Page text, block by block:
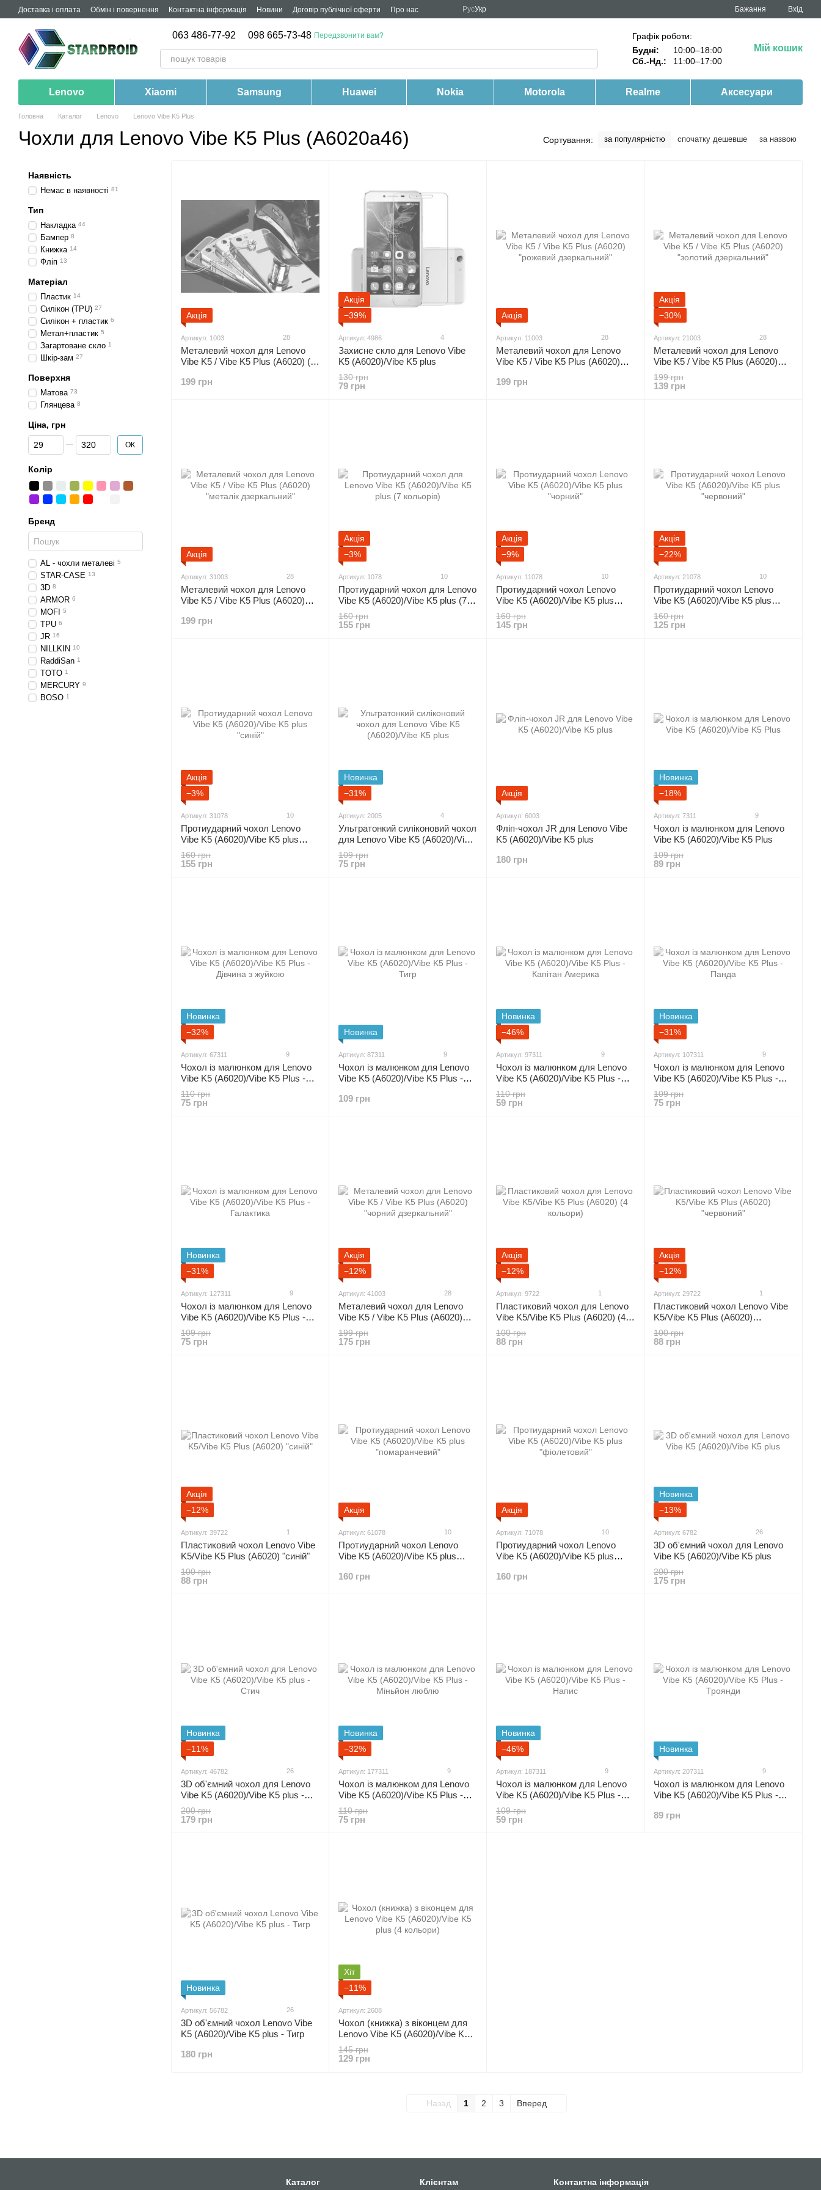
Перейти до основного контенту
Доставка і оплата Обмін і повернення Контактна інформація Новини Договір публічної оферти Про нас РусУкр Бажання Вхід
063 486-77-92 098 665-73-48 Передзвонити вам?
Графік роботи:
Будні:
10:00–18:00
Сб.-Нд.:
11:00–17:00
Мій кошик
Lenovo Xiaomi Samsung Huawei Nokia Motorola Realme Аксесуари
Головна Каталог Lenovo Lenovo Vibe K5 Plus
Чохли для Lenovo Vibe K5 Plus (A6020a46) Сортування: за популярністю спочатку дешевше за назвою
Акція
Артикул: 1003 28
Металевий чохол для Lenovo
Vibe K5 / Vibe K5 Plus (A6020) (4
199 грн
Акція
−39%
Артикул: 4986 4
Захисне скло для Lenovo Vibe
K5 (A6020)/Vibe K5 plus
130 грн
79 грн
Акція
Артикул: 11003 28
Металевий чохол для Lenovo
Vibe K5 / Vibe K5 Plus (A6020)
199 грн
Акція
−30%
Артикул: 21003 28
Металевий чохол для Lenovo
Vibe K5 / Vibe K5 Plus (A6020)
"золотий дзеркальний"
199 грн
139 грн
Акція
Артикул: 31003 28
Металевий чохол для Lenovo
Vibe K5 / Vibe K5 Plus (A6020)
199 грн
Акція
−3%
Артикул: 1078 10
Протиударний чохол для Lenovo
Vibe K5 (A6020)/Vibe K5 plus (7
кольорів)
160 грн
155 грн
Акція
−9%
Артикул: 11078 10
Протиударний чохол Lenovo
Vibe K5 (A6020)/Vibe K5 plus
"чорний"
160 грн
145 грн
Акція
−22%
Артикул: 21078 10
Протиударний чохол Lenovo
Vibe K5 (A6020)/Vibe K5 plus
"червоний"
160 грн
125 грн
Акція
−3%
Артикул: 31078 10
Протиударний чохол Lenovo
Vibe K5 (A6020)/Vibe K5 plus
"синій"
160 грн
155 грн
Новинка
−31%
Артикул: 2005 4
Ультратонкий силіконовий чохол
для Lenovo Vibe K5 (A6020)/Vibe
K5 plus
109 грн
75 грн
Акція
Артикул: 6003
Фліп-чохол JR для Lenovo Vibe
K5 (A6020)/Vibe K5 plus
180 грн
Новинка
−18%
Артикул: 7311 9
Чохол із малюнком для Lenovo
Vibe K5 (A6020)/Vibe K5 Plus
109 грн
89 грн
Новинка
−32%
Артикул: 67311 9
Чохол із малюнком для Lenovo
Vibe K5 (A6020)/Vibe K5 Plus -
Дівчина з жуйкою
110 грн
75 грн
Новинка
Артикул: 87311 9
Чохол із малюнком для Lenovo
Vibe K5 (A6020)/Vibe K5 Plus -
109 грн
Новинка
−46%
Артикул: 97311 9
Чохол із малюнком для Lenovo
Vibe K5 (A6020)/Vibe K5 Plus -
Капітан Америка
110 грн
59 грн
Новинка
−31%
Артикул: 107311 9
Чохол із малюнком для Lenovo
Vibe K5 (A6020)/Vibe K5 Plus -
Панда
109 грн
75 грн
Новинка
−31%
Артикул: 127311 9
Чохол із малюнком для Lenovo
Vibe K5 (A6020)/Vibe K5 Plus -
Галактика
109 грн
75 грн
Акція
−12%
Артикул: 41003 28
Металевий чохол для Lenovo
Vibe K5 / Vibe K5 Plus (A6020)
"чорний дзеркальний"
199 грн
175 грн
Акція
−12%
Артикул: 9722 1
Пластиковий чохол для Lenovo
Vibe K5/Vibe K5 Plus (A6020) (4
кольори)
100 грн
88 грн
Акція
−12%
Артикул: 29722 1
Пластиковий чохол Lenovo Vibe
K5/Vibe K5 Plus (A6020)
"червоний"
100 грн
88 грн
Акція
−12%
Артикул: 39722 1
Пластиковий чохол Lenovo Vibe
K5/Vibe K5 Plus (A6020) "синій"
100 грн
88 грн
Акція
Артикул: 61078 10
Протиударний чохол Lenovo
Vibe K5 (A6020)/Vibe K5 plus
160 грн
Акція
Артикул: 71078 10
Протиударний чохол Lenovo
Vibe K5 (A6020)/Vibe K5 plus
160 грн
Новинка
−13%
Артикул: 6782 26
3D об'ємний чохол для Lenovo
Vibe K5 (A6020)/Vibe K5 plus
200 грн
175 грн
Новинка
−11%
Артикул: 46782 26
3D об'ємний чохол для Lenovo
Vibe K5 (A6020)/Vibe K5 plus -
Стич
200 грн
179 грн
Новинка
−32%
Артикул: 177311 9
Чохол із малюнком для Lenovo
Vibe K5 (A6020)/Vibe K5 Plus -
Міньйон люблю
110 грн
75 грн
Новинка
−46%
Артикул: 187311 9
Чохол із малюнком для Lenovo
Vibe K5 (A6020)/Vibe K5 Plus -
Напис
109 грн
59 грн
Новинка
Артикул: 207311 9
Чохол із малюнком для Lenovo
Vibe K5 (A6020)/Vibe K5 Plus -
89 грн
Новинка
Артикул: 56782 26
3D об'ємний чохол Lenovo Vibe
K5 (A6020)/Vibe K5 plus - Тигр
180 грн
Хіт
−11%
Артикул: 2608
Чохол (книжка) з віконцем для
Lenovo Vibe K5 (A6020)/Vibe K5
plus (4 кольори)
145 грн
129 грн
Назад 1 2 3 Вперед
Наявність
Немає в наявності 81
Тип
Накладка 44
Бампер 8
Книжка 14
Фліп 13
Матеріал
Пластик 14
Силікон (TPU) 27
Силікон + пластик 6
Метал+пластик 5
Загартоване скло 1
Шкір-зам 27
Поверхня
Матова 73
Глянцева 8
Ціна, грн
Від Ціна, грн
До Ціна, грн ОК
Колір
Бренд
AL - чохли металеві 5
STAR-CASE 13
3D 8
ARMOR 6
MOFI 5
TPU 6
JR 16
NILLKIN 10
RaddiSan 1
TOTO 1
MERCURY 9
BOSO 1
Каталог Клієнтам Контактна інформація